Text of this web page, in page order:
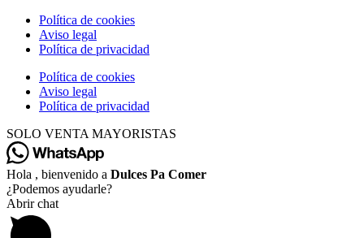
Política de cookies
Aviso legal
Política de privacidad
Política de cookies
Aviso legal
Política de privacidad
SOLO VENTA MAYORISTAS
Hola , bienvenido a Dulces Pa Comer
¿Podemos ayudarle?
Abrir chat